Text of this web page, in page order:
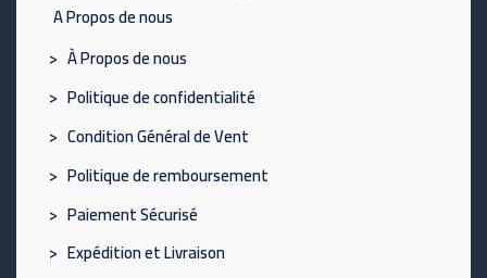
A Propos de nous
> À Propos de nous
> Politique de confidentialité
> Condition Général de Vent
> Politique de remboursement
> Paiement Sécurisé
> Expédition et Livraison